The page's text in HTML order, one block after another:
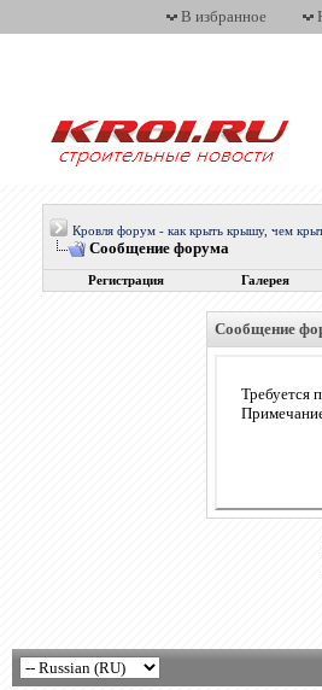
В избранное
Кровля форум - как крыть крышу, чем
Сообщение форума
Регистрация Галерея
Сообщение
Требуется